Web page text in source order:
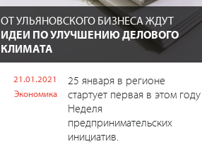
ОТ УЛЬЯНОВСКОГО БИЗНЕСА ЖДУТ
ИДЕИ ПО УЛУЧШЕНИЮ ДЕЛОВОГО
КЛИМАТА
21.01.2021
Экономика
25 января в регионе
стартует первая в этом году
Неделя
предпринимательских
инициатив.